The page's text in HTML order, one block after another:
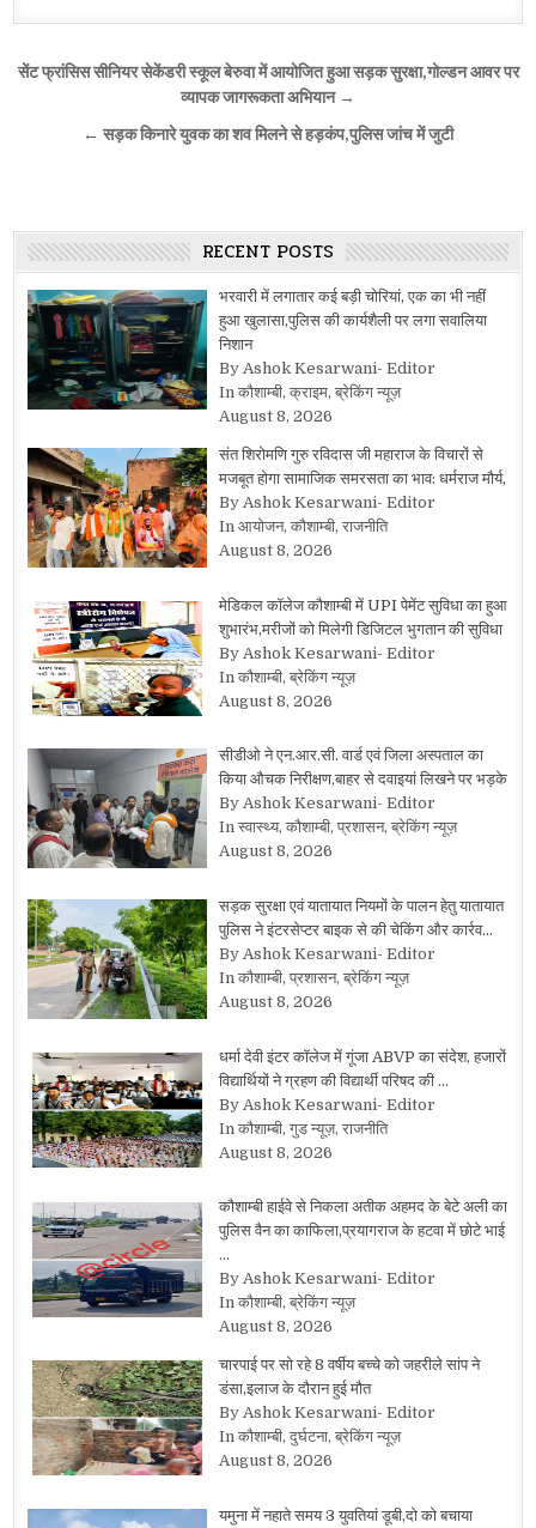
Post
सेंट फ्रांसिस सीनियर सेकेंडरी स्कूल बेरुवा में आयोजित हुआ सड़क सुरक्षा,गोल्डन आवर पर
व्यापक जागरूकता अभियान →
← सड़क किनारे युवक का शव मिलने से हड़कंप,पुलिस जांच में जुटी
RECENT POSTS
भरवारी में लगातार कई बड़ी चोरियां, एक का भी नहीं
हुआ खुलासा,पुलिस की कार्यशैली पर लगा सवालिया
निशान
By Ashok Kesarwani- Editor
In कौशाम्बी, क्राइम, ब्रेकिंग न्यूज़
August 8, 2026
संत शिरोमणि गुरु रविदास जी महाराज के विचारों से
मजबूत होगा सामाजिक समरसता का भाव: धर्मराज मौर्य,
By Ashok Kesarwani- Editor
In आयोजन, कौशाम्बी, राजनीति
August 8, 2026
मेडिकल कॉलेज कौशाम्बी में UPI पेमेंट सुविधा का हुआ
शुभारंभ,मरीजों को मिलेगी डिजिटल भुगतान की सुविधा
By Ashok Kesarwani- Editor
In कौशाम्बी, ब्रेकिंग न्यूज़
August 8, 2026
सीडीओ ने एन.आर.सी. वार्ड एवं जिला अस्पताल का
किया औचक निरीक्षण,बाहर से दवाइयां लिखने पर भड़के
By Ashok Kesarwani- Editor
In स्वास्थ्य, कौशाम्बी, प्रशासन, ब्रेकिंग न्यूज़
August 8, 2026
सड़क सुरक्षा एवं यातायात नियमों के पालन हेतु यातायात
पुलिस ने इंटरसेप्टर बाइक से की चेकिंग और कार्रव…
By Ashok Kesarwani- Editor
In कौशाम्बी, प्रशासन, ब्रेकिंग न्यूज़
August 8, 2026
धर्मा देवी इंटर कॉलेज में गूंजा ABVP का संदेश, हजारों
विद्यार्थियों ने ग्रहण की विद्यार्थी परिषद की …
By Ashok Kesarwani- Editor
In कौशाम्बी, गुड न्यूज़, राजनीति
August 8, 2026
कौशाम्बी हाईवे से निकला अतीक अहमद के बेटे अली का
पुलिस वैन का काफिला,प्रयागराज के हटवा में छोटे भाई
…
By Ashok Kesarwani- Editor
In कौशाम्बी, ब्रेकिंग न्यूज़
August 8, 2026
चारपाई पर सो रहे 8 वर्षीय बच्चे को जहरीले सांप ने
डंसा,इलाज के दौरान हुई मौत
By Ashok Kesarwani- Editor
In कौशाम्बी, दुर्घटना, ब्रेकिंग न्यूज़
August 8, 2026
यमुना में नहाते समय 3 युवतियां डूबी,दो को बचाया